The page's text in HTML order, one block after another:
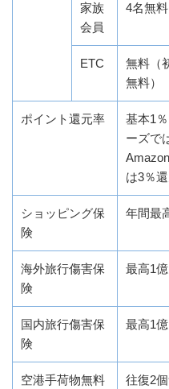
家族
会員
4名無料
ETC
無料（
無料）
ポイント還元率
基本1
ーズで
は3％
ショッピング保
険
年間最
海外旅行傷害保
険
最高1
国内旅行傷害保
険
最高1
空港手荷物無料 往復2